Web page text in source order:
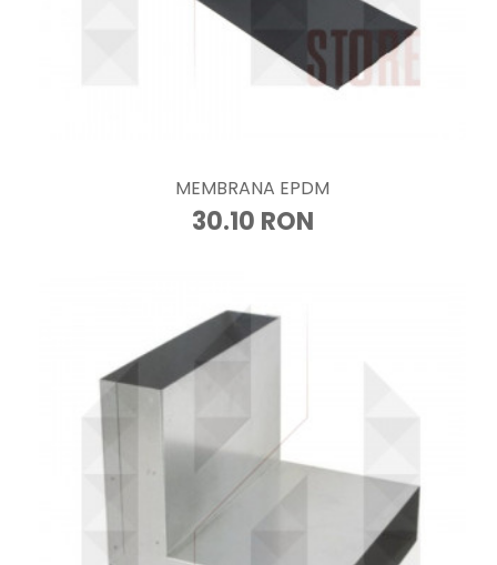
MEMBRANA EPDM
30.10 RON